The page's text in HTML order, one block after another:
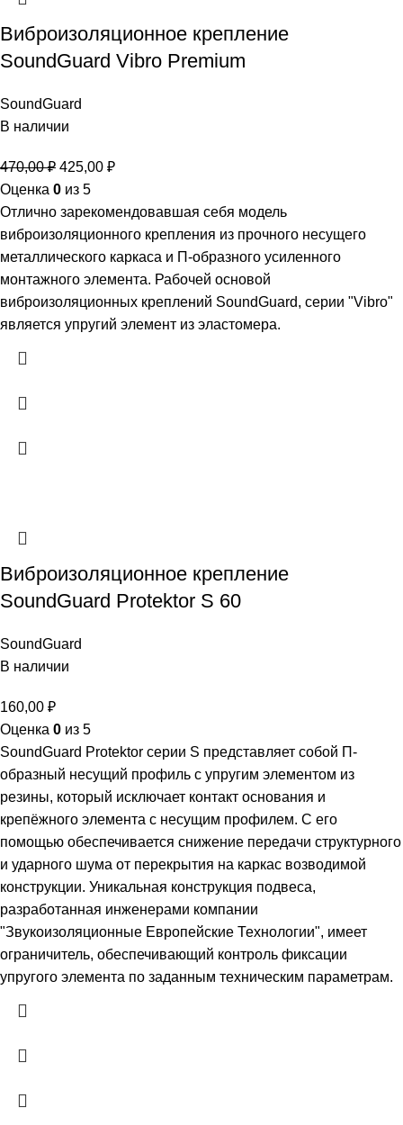
Виброизоляционное крепление
SoundGuard Vibro Premium
SoundGuard
В наличии
470,00₽ 425,00 ₽
Оценка 0 из 5
Отлично зарекомендовавшая себя модель
виброизоляционного крепления из прочного несущего
металлического каркаса и П-образного усиленного
монтажного элемента. Рабочей основой
виброизоляционных креплений SoundGuard, серии "Vibro"
является упругий элемент из эластомера.
Виброизоляционное крепление
SoundGuard Protektor S 60
SoundGuard
В наличии
160,00 ₽
Оценка 0 из 5
SoundGuard Protektor серии S представляет собой П-
образный несущий профиль с упругим элементом из
резины, который исключает контакт основания и
крепёжного элемента с несущим профилем. С его
помощью обеспечивается снижение передачи структурного
и ударного шума от перекрытия на каркас возводимой
конструкции. Уникальная конструкция подвеса,
разработанная инженерами компании
"Звукоизоляционные Европейские Технологии", имеет
ограничитель, обеспечивающий контроль фиксации
упругого элемента по заданным техническим параметрам.